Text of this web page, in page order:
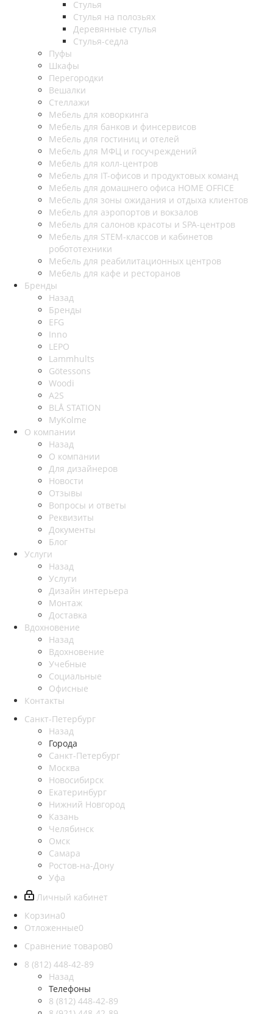
Стулья
Стулья на полозьях
Деревянные стулья
Стулья-седла
Пуфы
Шкафы
Перегородки
Вешалки
Стеллажи
Мебель для коворкинга
Мебель для банков и финсервисов
Мебель для гостиниц и отелей
Мебель для МФЦ и госучреждений
Мебель для колл-центров
Мебель для IT-офисов и продуктовых команд
Мебель для домашнего офиса HOME OFFICE
Мебель для зоны ожидания и отдыха клиентов
Мебель для аэропортов и вокзалов
Мебель для салонов красоты и SPA-центров
Мебель для STEM-классов и кабинетов
робототехники
Мебель для реабилитационных центров
Мебель для кафе и ресторанов
Бренды
Назад
Бренды
EFG
Inno
LEPO
Lammhults
Götessons
Woodi
A2S
BLÅ STATION
MyKolme
О компании
Назад
О компании
Для дизайнеров
Новости
Отзывы
Вопросы и ответы
Реквизиты
Документы
Блог
Услуги
Назад
Услуги
Дизайн интерьера
Монтаж
Доставка
Вдохновение
Назад
Вдохновение
Учебные
Социальные
Офисные
Контакты
Санкт-Петербург
Назад
Города
Санкт-Петербург
Москва
Новосибирск
Екатеринбург
Нижний Новгород
Казань
Челябинск
Омск
Самара
Ростов-на-Дону
Уфа
Личный кабинет
Корзина0
Отложенные0
Сравнение товаров0
8 (812) 448-42-89
Назад
Телефоны
8 (812) 448-42-89